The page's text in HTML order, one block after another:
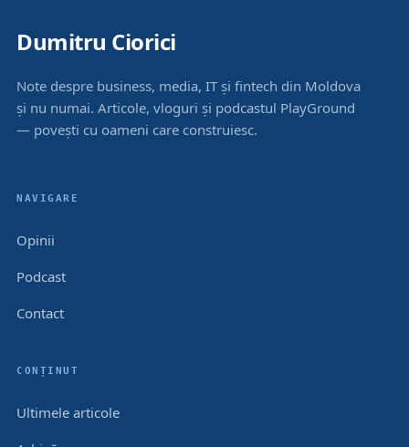
Dumitru Ciorici
Note despre business, media, IT și fintech din Moldova
și nu numai. Articole, vloguri și podcastul PlayGround
— povești cu oameni care construiesc.
NAVIGARE
Opinii
Podcast
Contact
CONȚINUT
Ultimele articole